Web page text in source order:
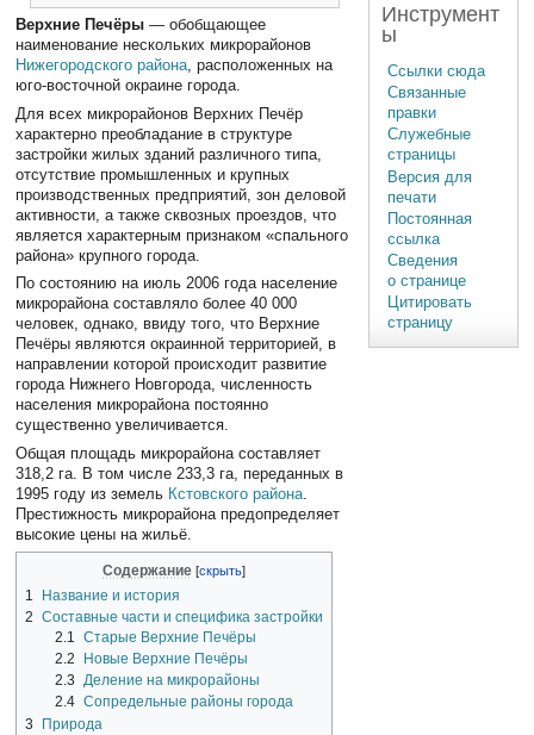
Вeрхние Печёры — обобщающее
наименование нескольких микрорайонов
Нижегородского района, расположенных на
юго-восточной окраине города.
Для всех микрорайонов Верхних Печёр
характерно преобладание в структуре
застройки жилых зданий различного типа,
отсутствие промышленных и крупных
производственных предприятий, зон деловой
активности, а также сквозных проездов, что
является характерным признаком «спального
района» крупного города.
По состоянию на июль 2006 года население
микрорайона составляло более 40 000
человек, однако, ввиду того, что Верхние
Печёры являются окраинной территорией, в
направлении которой происходит развитие
города Нижнего Новгорода, численность
населения микрорайона постоянно
существенно увеличивается.
Общая площадь микрорайона составляет
318,2 га. В том числе 233,3 га, переданных в
1995 году из земель Кстовского района
Престижность микрорайона предопределяет
высокие цены на жильё.
Содержание
1
Название и история
2
Составные части и специфика застройки
2.1 Старые Верхние Печёры
2.2
Новые Верхние Печёры
2.3 Деление на микрорайоны
2.4 Сопредельные районы города
3
Природа
Инструмент
ы
Ссылки сюда
Связанные
правки
Служебные
страницы
Версия для
печати
Постоянная
ссылка
Сведения
о странице
Цитировать
страницу